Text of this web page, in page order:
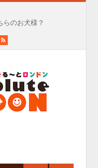
のお犬様？
RSS